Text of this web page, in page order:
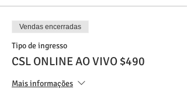
Vendas encerradas
Tipo de ingresso
CSL ONLINE AO VIVO $490
Mais informações